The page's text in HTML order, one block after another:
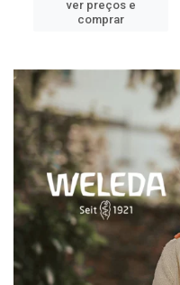
ver preços e
comprar